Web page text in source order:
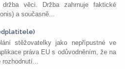
věci. Držba zahrnuje faktické
a současně...
stěžovatelky jako nepřípustné ve
práva EU s odůvodněním, že na